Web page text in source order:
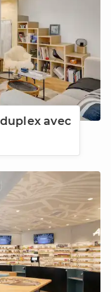
avec